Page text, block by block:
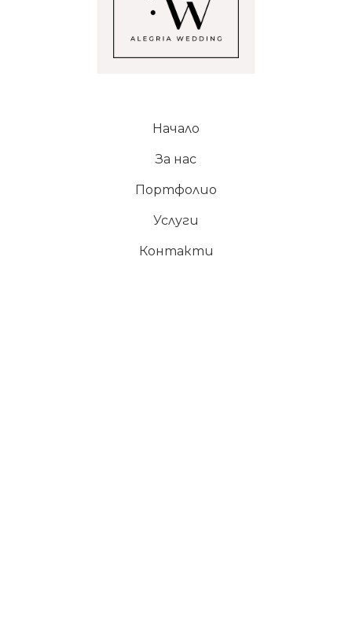
Начало
За нас
Портфолио
Услуги
Контакти